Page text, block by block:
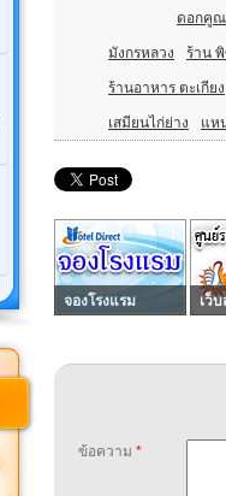
ดอกคู
มังกรหลวง ร้าน
ร้านอาหาร ตะเกียง
เสมียนไก่ย่าง แห
จองโรงแรม เว็
ข้อความ *